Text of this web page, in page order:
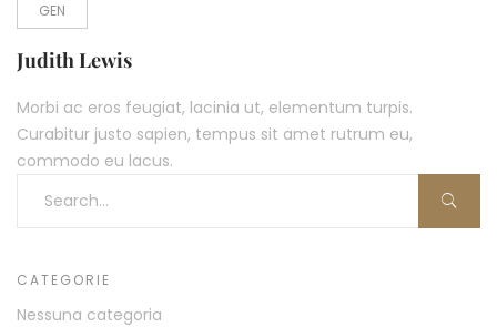
GEN
Judith Lewis​
Morbi ac eros feugiat, lacinia ut, elementum turpis.
Curabitur justo sapien, tempus sit amet rutrum eu,
commodo eu lacus.
CATEGORIE
Nessuna categoria